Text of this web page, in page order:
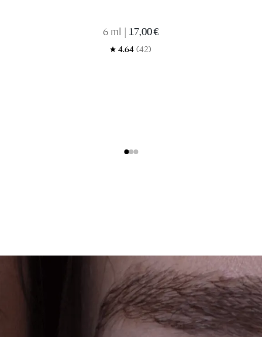
6 ml 17,00 €
4.64 (42)